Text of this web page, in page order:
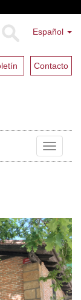
Español
Contacto
Toggle